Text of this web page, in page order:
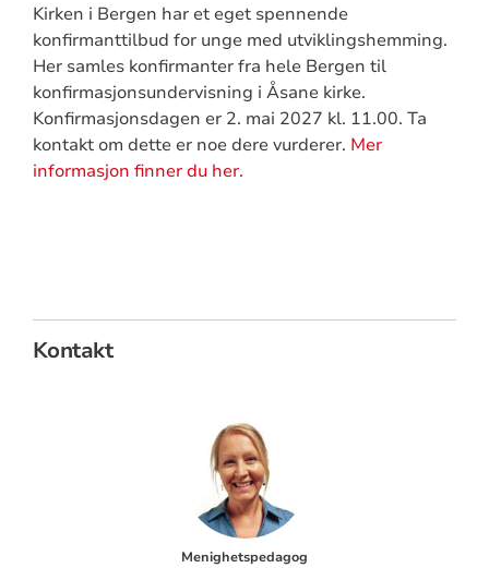
Kirken i Bergen har et eget spennende
konfirmanttilbud for unge med utviklingshemming.
Her samles konfirmanter fra hele Bergen til
konfirmasjonsundervisning i Åsane kirke.
Konfirmasjonsdagen er 2. mai 2027 kl. 11.00. Ta
kontakt om dette er noe dere vurderer. Mer
informasjon finner du her.
Kontakt
Menighetspedagog